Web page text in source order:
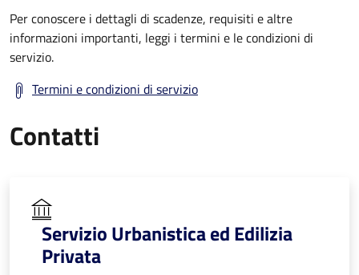
Per conoscere i dettagli di scadenze, requisiti e altre
informazioni importanti, leggi i termini e le condizioni di
servizio.
Termini e condizioni di servizio
Contatti
Servizio Urbanistica ed Edilizia
Privata